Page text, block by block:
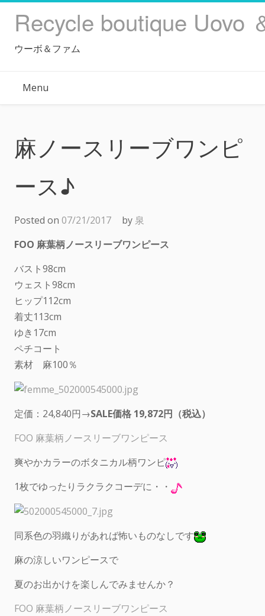
Recycle boutique Uovo
ウーボ＆ファム
Menu
麻ノースリーブワンピ
ース♪
Posted on 07/21/2017 by 泉
FOO 麻葉柄ノースリーブワンピース
バスト98cm
ウェスト98cm
ヒップ112cm
着丈113cm
ゆき17cm
ペチコート
素材 麻100％
定価：24,840円→SALE価格 19,872円（税込）
FOO 麻葉柄ノースリーブワンピース
爽やかカラーのボタニカル柄ワンピ
1枚でゆったりラクラクコーデに・・
同系色の羽織りがあれば怖いものなしです
麻の涼しいワンピースで
夏のお出かけを楽しんでみませんか？
FOO 麻葉柄ノースリーブワンピース